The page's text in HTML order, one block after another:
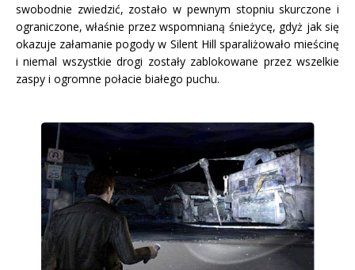
swobodnie zwiedzić, zostało w pewnym stopniu skurczone i
ograniczone, właśnie przez wspomnianą śnieżycę, gdyż jak się
okazuje załamanie pogody w Silent Hill sparaliżowało mieścinę
i niemal wszystkie drogi zostały zablokowane przez wszelkie
zaspy i ogromne połacie białego puchu.